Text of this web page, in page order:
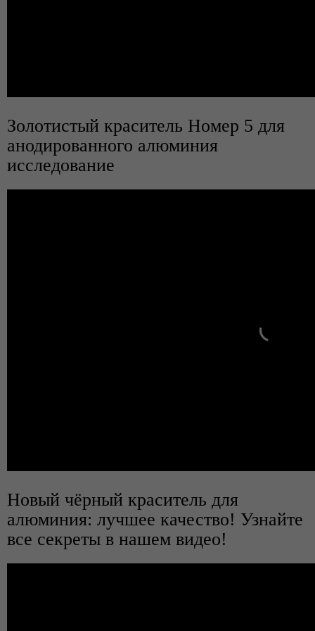
Золотистый краситель Номер 5 для
анодированного алюминия
исследование
Новый чёрный краситель для
алюминия: лучшее качество! Узнайте
все секреты в нашем видео!